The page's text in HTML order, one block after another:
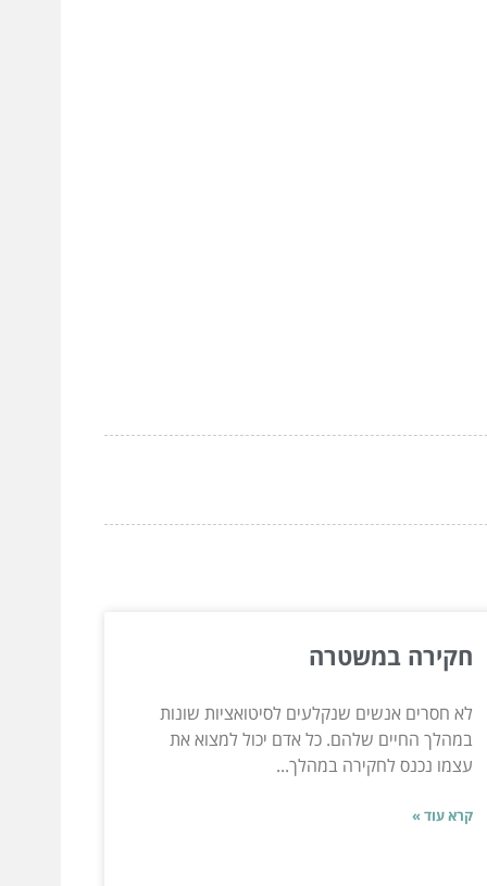
חקירה במשטרה
לא חסרים אנשים שנקלעים לסיטואציות שונות
במהלך החיים שלהם. כל אדם יכול למצוא את
עצמו נכנס לחקירה במהלך...
קרא עוד »